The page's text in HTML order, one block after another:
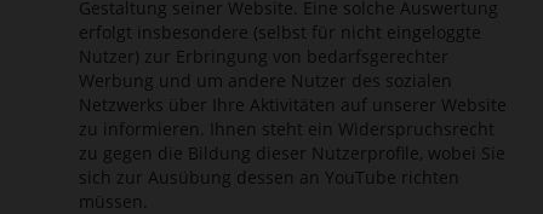
Gestaltung seiner Website. Eine solche Auswertung
erfolgt insbesondere (selbst für nicht eingeloggte
Nutzer) zur Erbringung von bedarfsgerechter
Werbung und um andere Nutzer des sozialen
Netzwerks über Ihre Aktivitäten auf unserer Website
zu informieren. Ihnen steht ein Widerspruchsrecht
zu gegen die Bildung dieser Nutzerprofile, wobei Sie
sich zur Ausübung dessen an YouTube richten
müssen.